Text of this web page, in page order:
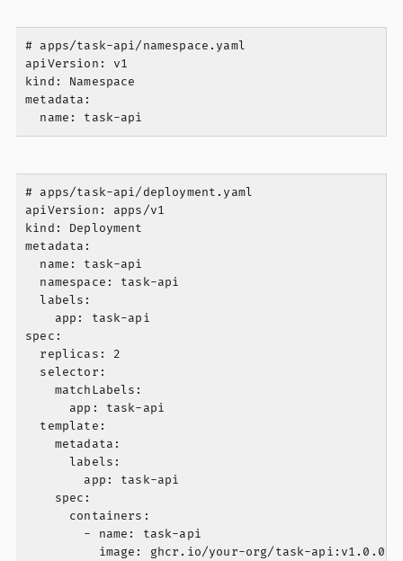
# apps/task-api/namespace.yaml
apiVersion: v1
kind: Namespace
metadata:
# apps/task-api/deployment.yaml
apiVersion: apps/v1
kind: Deployment
metadata:
  name: task-api
  namespace: task-api
  labels:
    app: task-api
spec:
  replicas: 2
  selector:
    matchLabels:
      app: task-api
  template:
    metadata:
      labels:
        app: task-api
    spec:
      containers:
        - name: task-api
          image: ghcr.io/your-org/task-api:v1.0.0